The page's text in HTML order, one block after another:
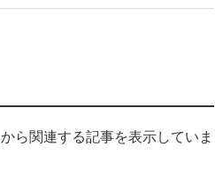
から関連する記事を表示していま